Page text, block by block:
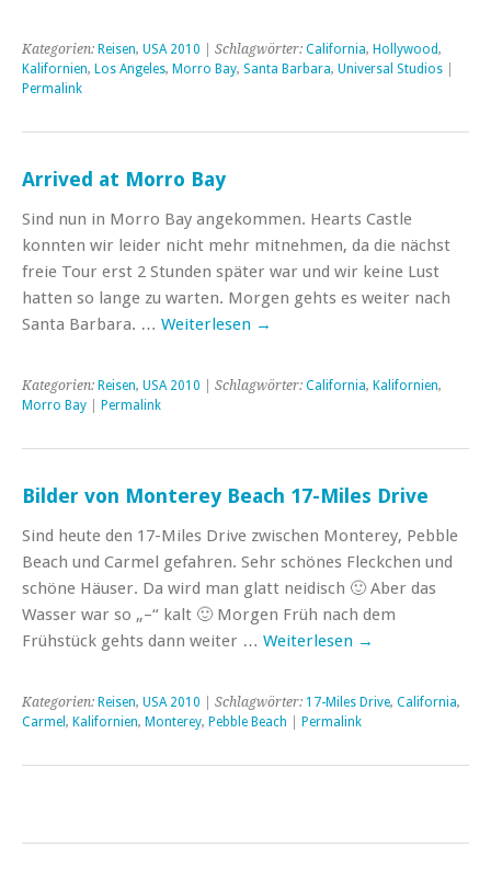
Kategorien: Reisen, USA 2010 | Schlagwörter: California, Hollywood,
Kalifornien, Los Angeles, Morro Bay, Santa Barbara, Universal Studios
Permalink
Arrived at Morro Bay
Sind nun in Morro Bay angekommen. Hearts Castle
konnten wir leider nicht mehr mitnehmen, da die nächst
freie Tour erst 2 Stunden später war und wir keine Lust
hatten so lange zu warten. Morgen gehts es weiter nach
Santa Barbara. … Weiterlesen →
Kategorien: Reisen, USA 2010 | Schlagwörter: California, Kalifornien,
Morro Bay
Permalink
Bilder von Monterey Beach 17-Miles Drive
Sind heute den 17-Miles Drive zwischen Monterey, Pebble
Beach und Carmel gefahren. Sehr schönes Fleckchen und
schöne Häuser. Da wird man glatt neidisch 🙂 Aber das
Wasser war so „–“ kalt 🙂 Morgen Früh nach dem
Frühstück gehts dann weiter … Weiterlesen →
Kategorien: Reisen, USA 2010 | Schlagwörter: 17-Miles Drive, California,
Carmel , Kalifornien, Monterey, Pebble Beach Permalink